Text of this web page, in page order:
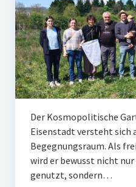
Der Kosmopolitische
Eisenstadt versteht sich
Begegnungsraum. Als
wird er bewusst nicht
genutzt, sondern…